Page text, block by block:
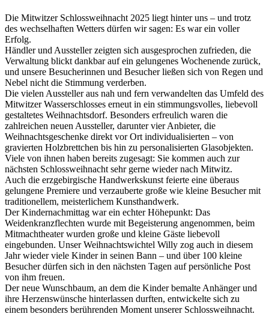
Die Mitwitzer Schlossweihnacht 2025 liegt hinter uns – und trotz
des wechselhaften Wetters dürfen wir sagen: Es war ein voller
Erfolg.
Händler und Aussteller zeigten sich ausgesprochen zufrieden, die
Verwaltung blickt dankbar auf ein gelungenes Wochenende zurück,
und unsere Besucherinnen und Besucher ließen sich von Regen und
Nebel nicht die Stimmung verderben.
Die vielen Aussteller aus nah und fern verwandelten das Umfeld des
Mitwitzer Wasserschlosses erneut in ein stimmungsvolles, liebevoll
gestaltetes Weihnachtsdorf. Besonders erfreulich waren die
zahlreichen neuen Aussteller, darunter vier Anbieter, die
Weihnachtsgeschenke direkt vor Ort individualisierten – von
gravierten Holzbrettchen bis hin zu personalisierten Glasobjekten.
Viele von ihnen haben bereits zugesagt: Sie kommen auch zur
nächsten Schlossweihnacht sehr gerne wieder nach Mitwitz.
Auch die erzgebirgische Handwerkskunst feierte eine überaus
gelungene Premiere und verzauberte große wie kleine Besucher mit
traditionellem, meisterlichem Kunsthandwerk.
Der Kindernachmittag war ein echter Höhepunkt: Das
Weidenkranzflechten wurde mit Begeisterung angenommen, beim
Mitmachtheater wurden große und kleine Gäste liebevoll
eingebunden. Unser Weihnachtswichtel Willy zog auch in diesem
Jahr wieder viele Kinder in seinen Bann – und über 100 kleine
Besucher dürfen sich in den nächsten Tagen auf persönliche Post
von ihm freuen.
Der neue Wunschbaum, an dem die Kinder bemalte Anhänger und
ihre Herzenswünsche hinterlassen durften, entwickelte sich zu
einem besonders berührenden Moment unserer Schlossweihnacht.